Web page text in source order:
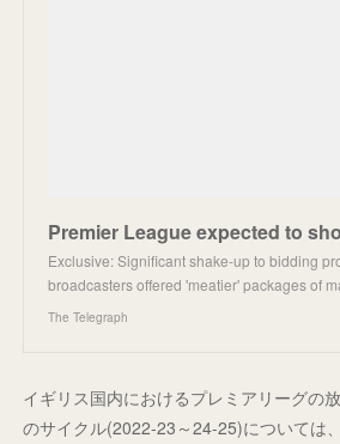
Exclusive: Significant shake-up to bidding
broadcasters offered 'meatier' packages of
The Telegraph
イギリス国内におけるプレミアリーグの
のサイクル(2022-23～24-25)については